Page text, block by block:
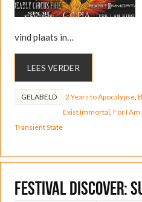
vind plaats in…
LEES VERDER
GELABELD 2 Years to Apocalypse,
Exist Immortal For I Am
Transient State
FESTIVAL